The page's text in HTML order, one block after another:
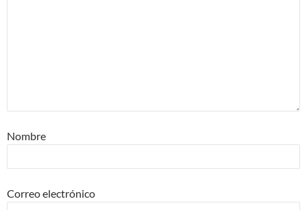
Nombre
Correo electrónico